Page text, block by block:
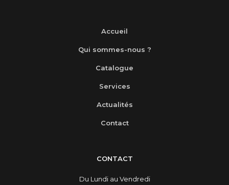
Accueil
Qui sommes-nous ?
Catalogue
Services
Actualités
Contact
CONTACT
Du Lundi au Vendredi